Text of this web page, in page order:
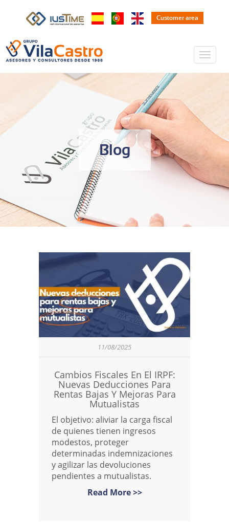
Customer area
Blog
11/08/2025
Cambios Fiscales En El IRPF:
Nuevas Deducciones Para
Rentas Bajas Y Mejoras Para
Mutualistas
El objetivo: aliviar la carga fiscal
de quienes tienen ingresos
modestos, proteger
determinadas indemnizaciones
y agilizar las devoluciones
pendientes a mutualistas.
Read More >>